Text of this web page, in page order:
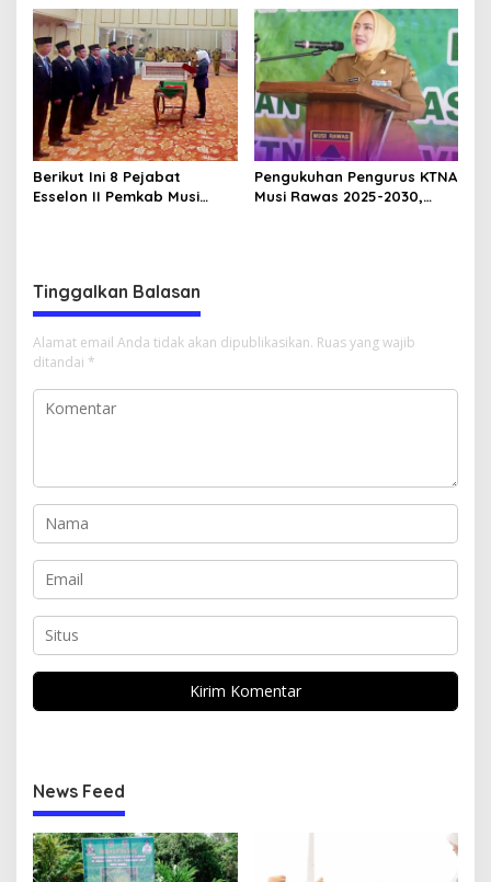
Pembangunan Daerah
Terencana
Hadirkan Event Bernuansa
Religius
Berikut Ini 8 Pejabat
Esselon II Pemkab Musi
Pengukuhan Pengurus KTNA
Musi Rawas 2025-2030,
Tinggalkan Balasan
Alamat email Anda tidak akan dipublikasikan. Ruas yang wajib
ditandai *
News Feed